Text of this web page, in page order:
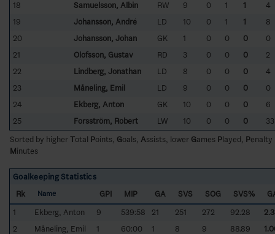
18
Samuelsson, Albin RW 9 0 1 1
4
19
Johansson, André LD 10 0 1 1
8
20
Johansson, Johan GK 1 0 0 0
0
21
Olofsson, Gustav RD 3 0 0 0
2
22
Lindberg, Jonathan LD 8 0 0 0
4
23
Måneling, Emil LD 9 0 0 0
0
24
Ekberg, Anton GK 10 0 0 0
6
25
Forsström, Robert LW 10 0 0 0
33
Sorted by higherTotal Points, Goals, Assists, lower Games Played, Penalty
Minutes
Goalkeeping Statistics
Rk
Name GPI MIP GA SVS SOG SVS%
1
Ekberg, Anton 9 539:58 21 251 272 92.28
2
Måneling, Emil 1 60:00 1 8 9 88.89